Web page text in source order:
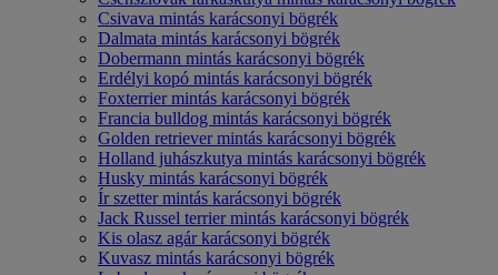
Csivava mintás karácsonyi bögrék
Dalmata mintás karácsonyi bögrék
Dobermann mintás karácsonyi bögrék
Erdélyi kopó mintás karácsonyi bögrék
Foxterrier mintás karácsonyi bögrék
Francia bulldog mintás karácsonyi bögrék
Golden retriever mintás karácsonyi bögrék
Holland juhászkutya mintás karácsonyi bögrék
Husky mintás karácsonyi bögrék
Ír szetter mintás karácsonyi bögrék
Jack Russel terrier mintás karácsonyi bögrék
Kis olasz agár karácsonyi bögrék
Kuvasz mintás karácsonyi bögrék